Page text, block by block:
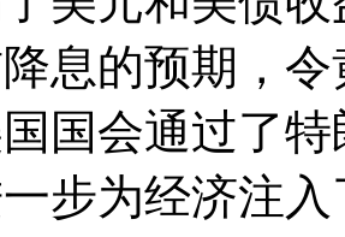
息的预期，
国会通过了
步为经济注